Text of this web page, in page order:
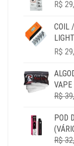
R$
COIL
R$
VAPE
R$
POD
R$